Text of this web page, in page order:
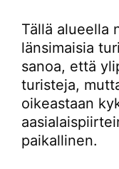
Tällä alueella
länsimaisia
sanoa, että
turisteja,
oikeastaan
paikallinen.